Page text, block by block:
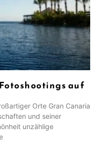
auf
Orte Gran Canaria
und seiner
unzählige